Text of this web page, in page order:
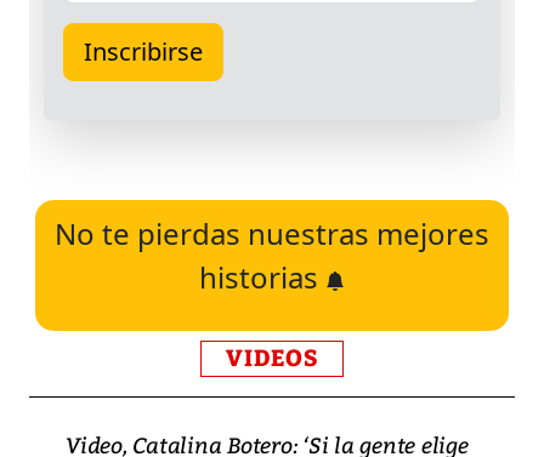
No te pierdas nuestras mejores
historias
VIDEOS
Video, Catalina Botero: ‘Si la gente elige